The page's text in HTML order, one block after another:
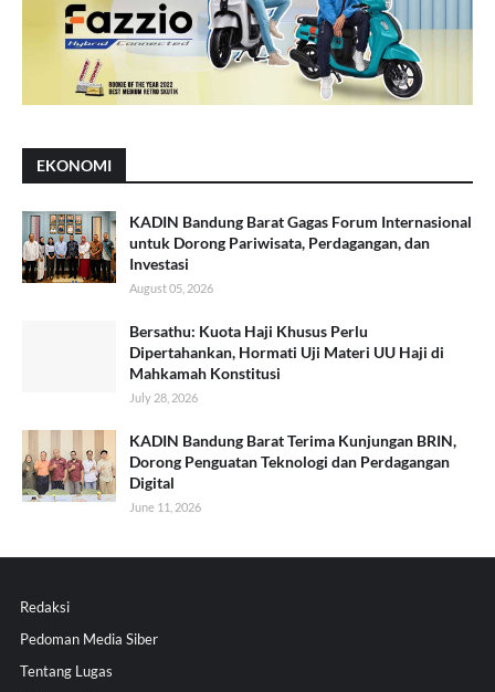
EKONOMI
KADIN Bandung Barat Gagas Forum Internasional
untuk Dorong Pariwisata, Perdagangan, dan
Investasi
August 05, 2026
Bersathu: Kuota Haji Khusus Perlu
Dipertahankan, Hormati Uji Materi UU Haji di
Mahkamah Konstitusi
July 28, 2026
KADIN Bandung Barat Terima Kunjungan BRIN,
Dorong Penguatan Teknologi dan Perdagangan
Digital
June 11, 2026
Redaksi
Pedoman Media Siber
Tentang Lugas